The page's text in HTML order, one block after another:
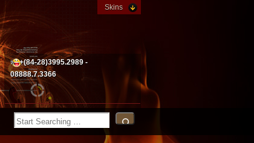
Skins
+(84-28)3995.2989 -
08888.7.3366